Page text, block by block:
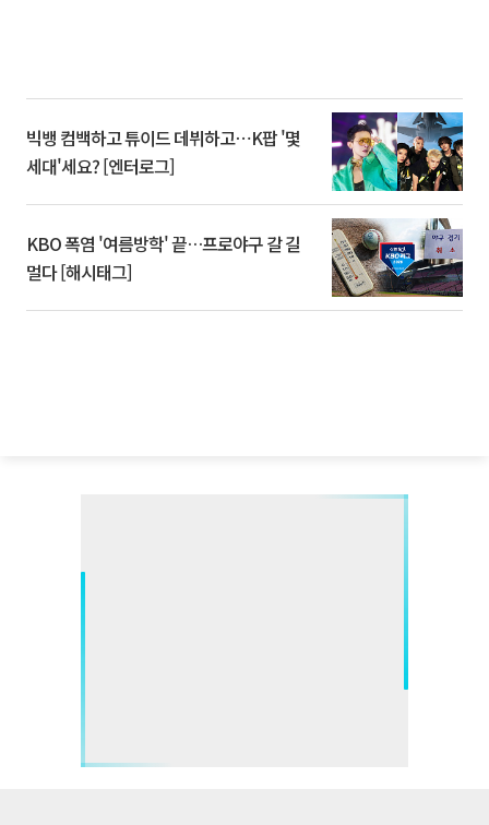
빅뱅 컴백하고 튜이드 데뷔하고⋯K팝 '몇
세대'세요? [엔터로그]
KBO 폭염 '여름방학' 끝…프로야구 갈 길
멀다 [해시태그]